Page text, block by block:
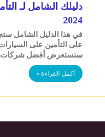
دليلك الشامل لـ
2024
في هذا الدليل الشامل
سنستعرض أفضل شركات
أكمل القراءة »